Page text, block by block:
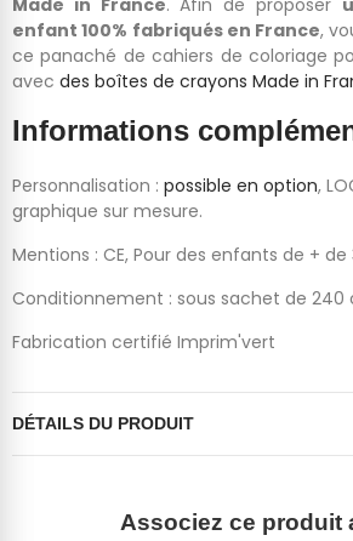
enfant 100% fabriqués en France,
ce panaché de cahiers de coloriage
avec des boîtes de crayons Made in
Informations
Personnalisation : possible en option,
graphique sur mesure.
Mentions : CE, Pour des enfants de + de
Conditionnement : sous sachet de 240
Fabrication certifié Imprim'vert
DÉTAILS DU PRODUIT
Associez ce produit